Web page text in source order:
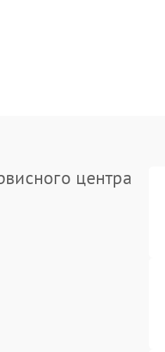
центра